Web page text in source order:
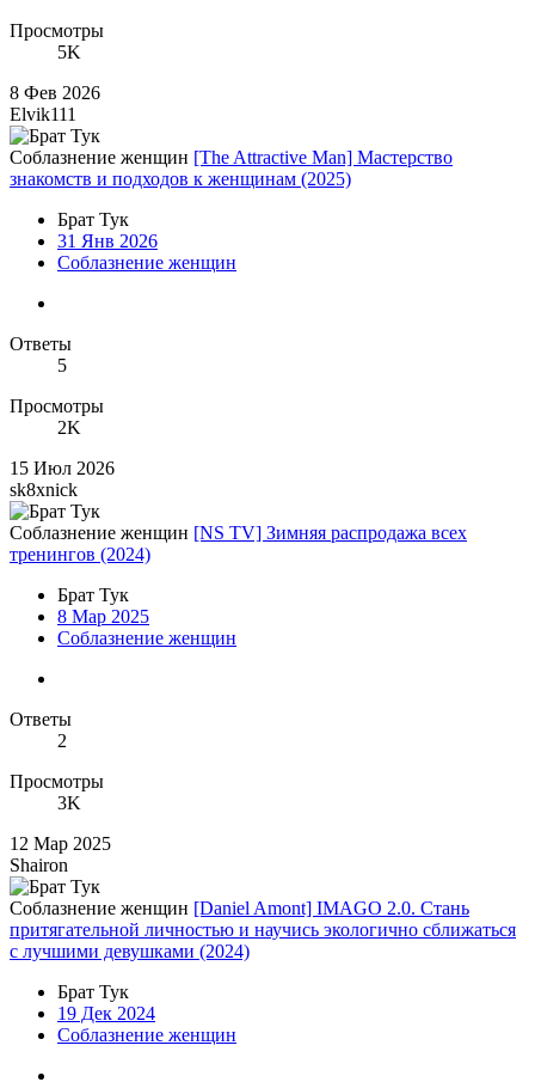
Просмотры
5K
8 Фев 2026
Elvik111
Соблазнение женщин [The Attractive Man] Мастерство
знакомств и подходов к женщинам (2025)
Брат Тук
31 Янв 2026
Соблазнение женщин
Ответы
5
Просмотры
2K
15 Июл 2026
sk8xnick
Соблазнение женщин [NS TV] Зимняя распродажа всех
тренингов (2024)
Брат Тук
8 Мар 2025
Соблазнение женщин
Ответы
2
Просмотры
3K
12 Мар 2025
Shairon
Соблазнение женщин [Daniel Amont] IMAGO 2.0. Стань
притягательной личностью и научись экологично сближаться
с лучшими девушками (2024)
Брат Тук
19 Дек 2024
Соблазнение женщин